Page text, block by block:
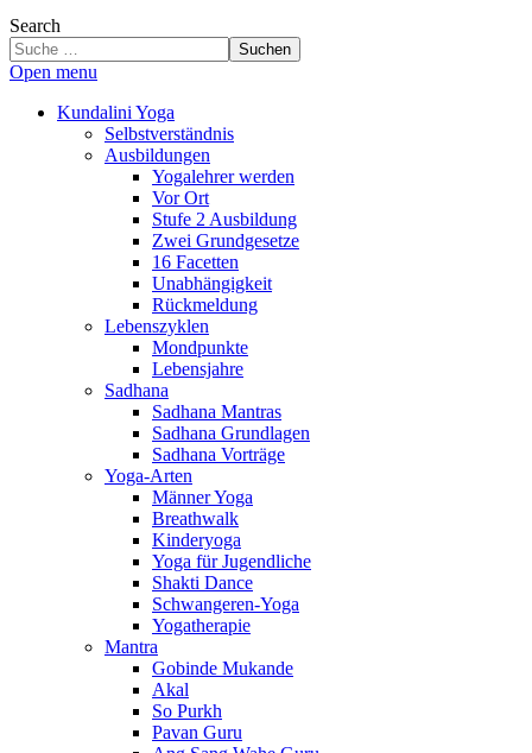
Search
Suchen
Open menu
Kundalini Yoga
Selbstverständnis
Ausbildungen
Yogalehrer werden
Vor Ort
Stufe 2 Ausbildung
Zwei Grundgesetze
16 Facetten
Unabhängigkeit
Rückmeldung
Lebenszyklen
Mondpunkte
Lebensjahre
Sadhana
Sadhana Mantras
Sadhana Grundlagen
Sadhana Vorträge
Yoga-Arten
Männer Yoga
Breathwalk
Kinderyoga
Yoga für Jugendliche
Shakti Dance
Schwangeren-Yoga
Yogatherapie
Mantra
Gobinde Mukande
Akal
So Purkh
Pavan Guru